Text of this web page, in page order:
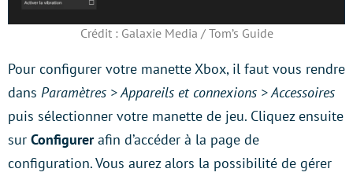
Crédit : Galaxie Media / Tom’s Guide
Pour configurer votre manette Xbox, il faut vous rendre
dans Paramètres > Appareils et connexions > Accessoires
puis sélectionner votre manette de jeu. Cliquez ensuite
sur Configurerafin d’accéder à la page de
configuration. Vous aurez alors la possibilité de gérer